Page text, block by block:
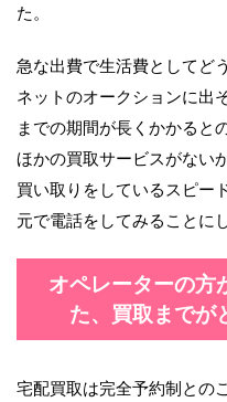
た。
急な出費で生活費としてど
ネットのオークションに出
までの期間が長くかかると
ほかの買取サービスがない
買い取りをしているスピー
元で電話をしてみることに
オペレーターの方
た、買取までが
宅配買取は完全予約制との